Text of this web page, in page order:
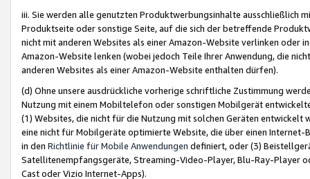
iii. Sie werden alle genutzten Produktwerbungsinhalte ausschließlich
Produktseite oder sonstige Seite, auf die sich der betreffende
nicht mit anderen Websites als einer Amazon-Website verlinken oder
Amazon-Website lenken (wobei jedoch Teile Ihrer Anwendung, die
anderen Websites als einer Amazon-Website enthalten dürfen).
(d) Ohne unsere ausdrückliche vorherige schriftliche Zustimmung
Nutzung mit einem Mobiltelefon oder sonstigen Mobilgerät
(1) Websites, die nicht für die Nutzung mit solchen Geräten
eine nicht für Mobilgeräte optimierte Website, die über einen
in den Richtlinie für Mobile Anwendungen definiert, oder (3)
Satellitenempfangsgeräte, Streaming-Video-Player, Blu-Ray-Player
Cast oder Vizio Internet-Apps).